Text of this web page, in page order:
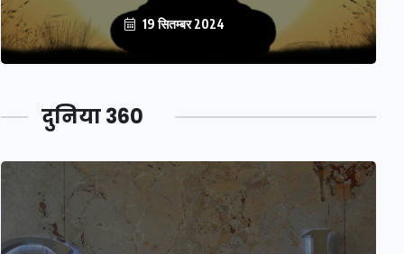
19 सितम्बर 2024
दुनिया 360